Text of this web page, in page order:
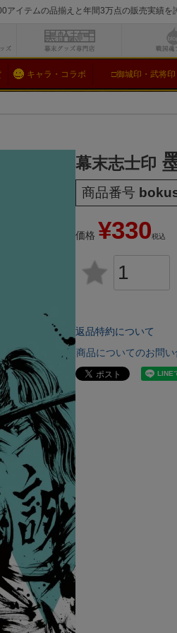
アイテムの品揃えと年間3万点の販売実績
キャラ・コラボ □御城印・武将印
幕末志士印
商品番号
価格 ¥330税込
返品特約について
商品についてのお問